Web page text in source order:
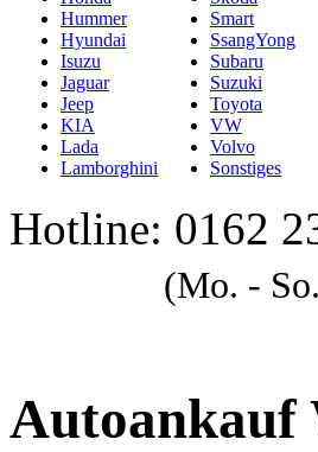
Hummer
Hyundai
Isuzu
Jaguar
Jeep
KIA
Lada
Lamborghini
Smart
SsangYong
Subaru
Suzuki
Toyota
VW
Volvo
Sonstiges
Hotline: 0162
(Mo. -
Autoankauf